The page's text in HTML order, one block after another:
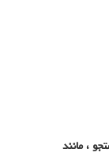
، مانند